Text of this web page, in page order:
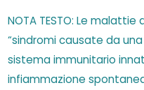
NOTA TESTO: Le
“sindromi causate da
sistema immunitario
infiammazione